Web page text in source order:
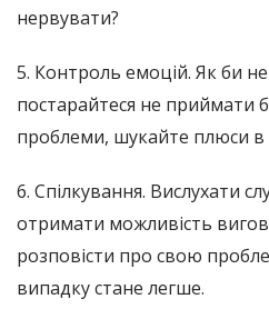
нервувати?
5. Контроль емоцій. Як би
постарайтеся не приймати
проблеми, шукайте плюси в
6. Спілкування. Вислухати
отримати можливість
розповісти про свою
випадку стане легше.